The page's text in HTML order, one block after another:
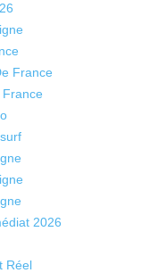
France
2026
Réel